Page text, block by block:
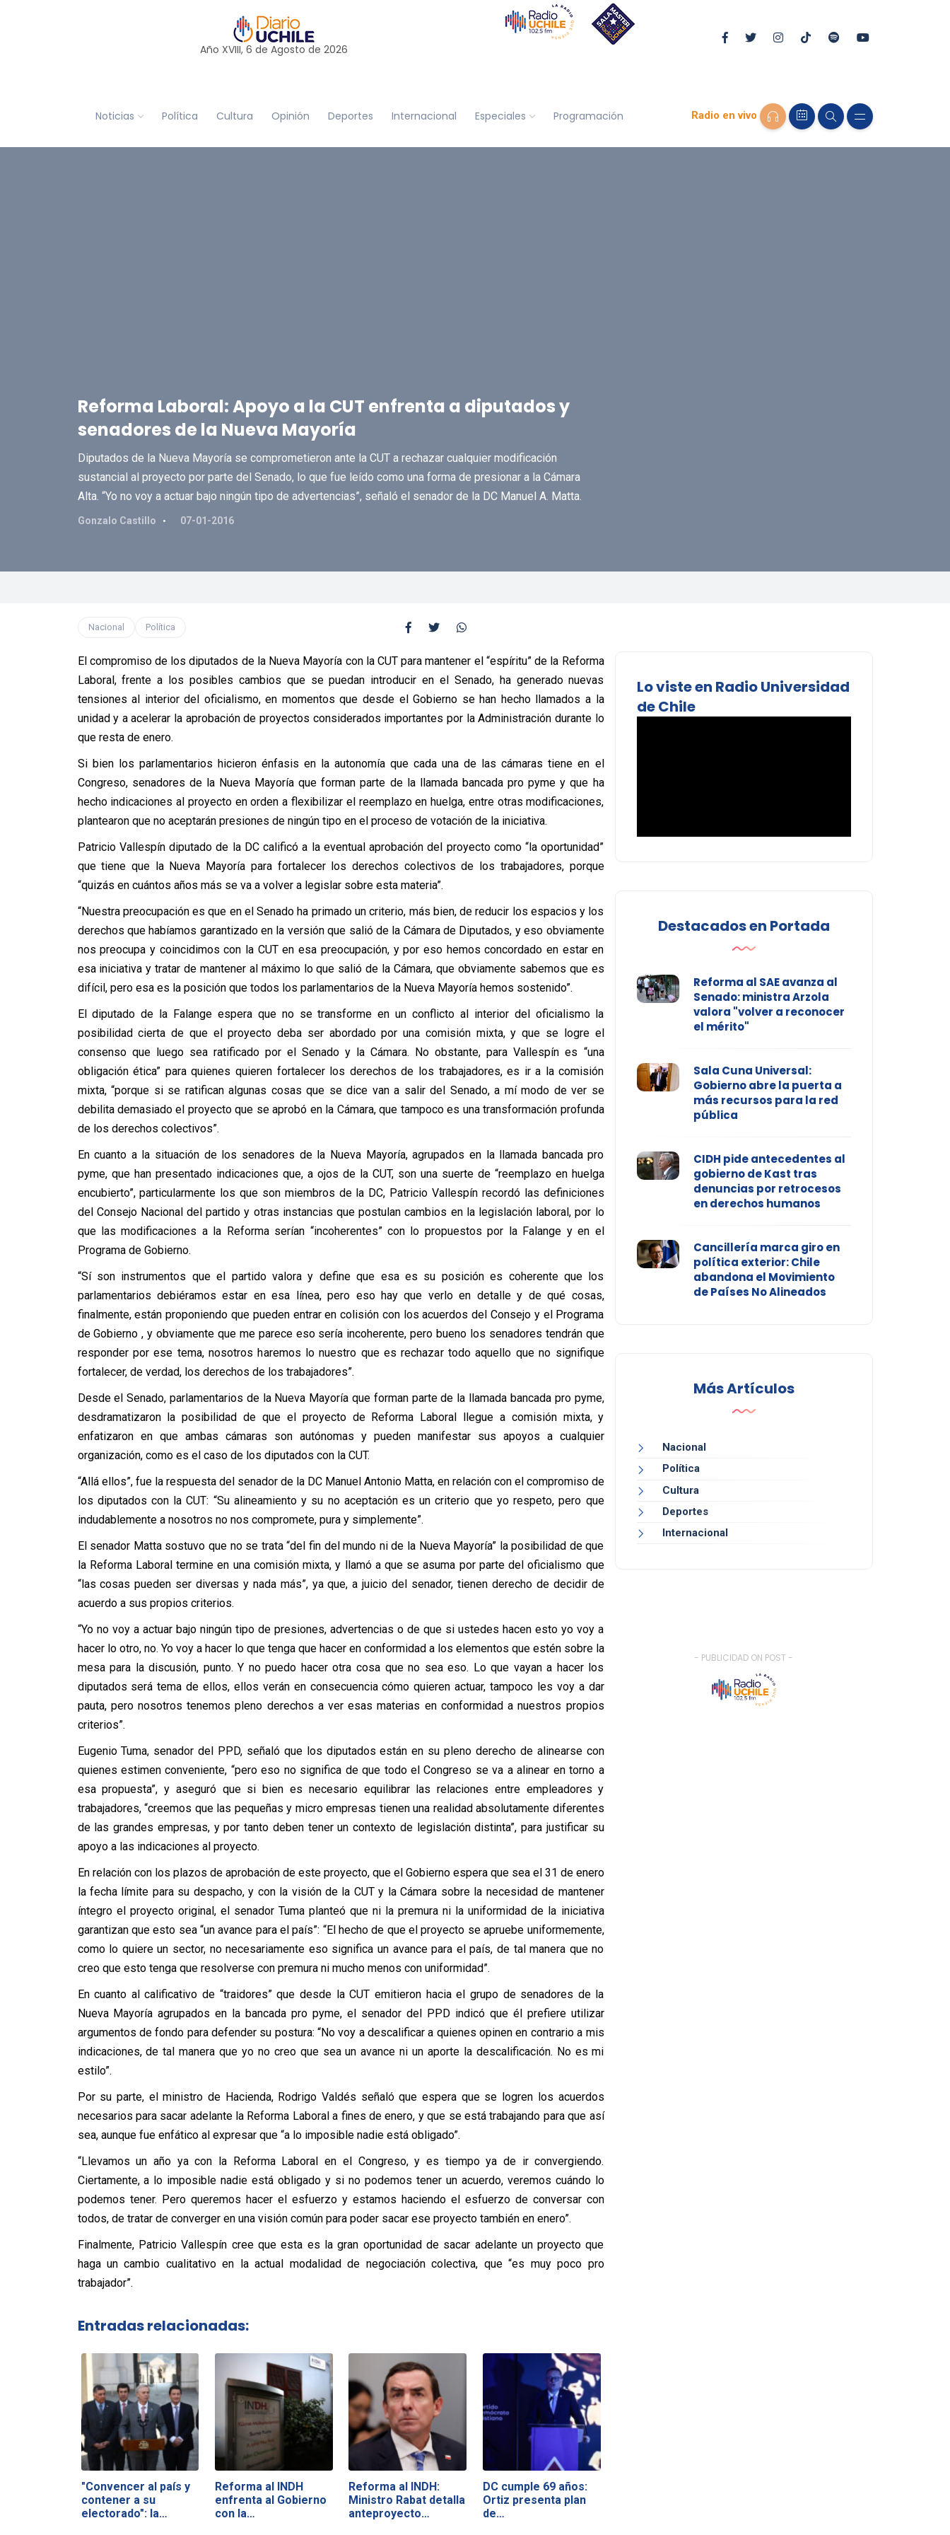
Año XVIII, 6 de Agosto de 2026
Noticias Política Cultura Opinión Deportes Internacional Especiales Programación Radio en vivo
Reforma Laboral: Apoyo a la CUT enfrenta a diputados y
senadores de la Nueva Mayoría
Diputados de la Nueva Mayoría se comprometieron ante la CUT a rechazar cualquier modificación
sustancial al proyecto por parte del Senado, lo que fue leído como una forma de presionar a la Cámara
Alta. “Yo no voy a actuar bajo ningún tipo de advertencias”, señaló el senador de la DC Manuel A. Matta.
Gonzalo Castillo 07-01-2016
Nacional Política
El compromiso de los diputados de la Nueva Mayoría con la CUT para mantener el “espíritu” de la Reforma
Laboral, frente a los posibles cambios que se puedan introducir en el Senado, ha generado nuevas
tensiones al interior del oficialismo, en momentos que desde el Gobierno se han hecho llamados a la
unidad y a acelerar la aprobación de proyectos considerados importantes por la Administración durante lo
que resta de enero.
Si bien los parlamentarios hicieron énfasis en la autonomía que cada una de las cámaras tiene en el
Congreso, senadores de la Nueva Mayoría que forman parte de la llamada bancada pro pyme y que ha
hecho indicaciones al proyecto en orden a flexibilizar el reemplazo en huelga, entre otras modificaciones,
plantearon que no aceptarán presiones de ningún tipo en el proceso de votación de la iniciativa.
Patricio Vallespín diputado de la DC calificó a la eventual aprobación del proyecto como “la oportunidad”
que tiene que la Nueva Mayoría para fortalecer los derechos colectivos de los trabajadores, porque
“quizás en cuántos años más se va a volver a legislar sobre esta materia”.
“Nuestra preocupación es que en el Senado ha primado un criterio, más bien, de reducir los espacios y los
derechos que habíamos garantizado en la versión que salió de la Cámara de Diputados, y eso obviamente
nos preocupa y coincidimos con la CUT en esa preocupación, y por eso hemos concordado en estar en
esa iniciativa y tratar de mantener al máximo lo que salió de la Cámara, que obviamente sabemos que es
difícil, pero esa es la posición que todos los parlamentarios de la Nueva Mayoría hemos sostenido”.
El diputado de la Falange espera que no se transforme en un conflicto al interior del oficialismo la
posibilidad cierta de que el proyecto deba ser abordado por una comisión mixta, y que se logre el
consenso que luego sea ratificado por el Senado y la Cámara. No obstante, para Vallespín es “una
obligación ética” para quienes quieren fortalecer los derechos de los trabajadores, es ir a la comisión
mixta, “porque si se ratifican algunas cosas que se dice van a salir del Senado, a mí modo de ver se
debilita demasiado el proyecto que se aprobó en la Cámara, que tampoco es una transformación profunda
de los derechos colectivos”.
En cuanto a la situación de los senadores de la Nueva Mayoría, agrupados en la llamada bancada pro
pyme, que han presentado indicaciones que, a ojos de la CUT, son una suerte de “reemplazo en huelga
encubierto”, particularmente los que son miembros de la DC, Patricio Vallespín recordó las definiciones
del Consejo Nacional del partido y otras instancias que postulan cambios en la legislación laboral, por lo
que las modificaciones a la Reforma serían “incoherentes” con lo propuestos por la Falange y en el
Programa de Gobierno.
“Sí son instrumentos que el partido valora y define que esa es su posición es coherente que los
parlamentarios debiéramos estar en esa línea, pero eso hay que verlo en detalle y de qué cosas,
finalmente, están proponiendo que pueden entrar en colisión con los acuerdos del Consejo y el Programa
de Gobierno , y obviamente que me parece eso sería incoherente, pero bueno los senadores tendrán que
responder por ese tema, nosotros haremos lo nuestro que es rechazar todo aquello que no signifique
fortalecer, de verdad, los derechos de los trabajadores”.
Desde el Senado, parlamentarios de la Nueva Mayoría que forman parte de la llamada bancada pro pyme,
desdramatizaron la posibilidad de que el proyecto de Reforma Laboral llegue a comisión mixta, y
enfatizaron en que ambas cámaras son autónomas y pueden manifestar sus apoyos a cualquier
organización, como es el caso de los diputados con la CUT.
“Allá ellos”, fue la respuesta del senador de la DC Manuel Antonio Matta, en relación con el compromiso de
los diputados con la CUT: “Su alineamiento y su no aceptación es un criterio que yo respeto, pero que
indudablemente a nosotros no nos compromete, pura y simplemente”.
El senador Matta sostuvo que no se trata “del fin del mundo ni de la Nueva Mayoría” la posibilidad de que
la Reforma Laboral termine en una comisión mixta, y llamó a que se asuma por parte del oficialismo que
“las cosas pueden ser diversas y nada más”, ya que, a juicio del senador, tienen derecho de decidir de
acuerdo a sus propios criterios.
“Yo no voy a actuar bajo ningún tipo de presiones, advertencias o de que si ustedes hacen esto yo voy a
hacer lo otro, no. Yo voy a hacer lo que tenga que hacer en conformidad a los elementos que estén sobre la
mesa para la discusión, punto. Y no puedo hacer otra cosa que no sea eso. Lo que vayan a hacer los
diputados será tema de ellos, ellos verán en consecuencia cómo quieren actuar, tampoco les voy a dar
pauta, pero nosotros tenemos pleno derechos a ver esas materias en conformidad a nuestros propios
criterios”.
Eugenio Tuma, senador del PPD, señaló que los diputados están en su pleno derecho de alinearse con
quienes estimen conveniente, “pero eso no significa de que todo el Congreso se va a alinear en torno a
esa propuesta”, y aseguró que si bien es necesario equilibrar las relaciones entre empleadores y
trabajadores, “creemos que las pequeñas y micro empresas tienen una realidad absolutamente diferentes
de las grandes empresas, y por tanto deben tener un contexto de legislación distinta”, para justificar su
apoyo a las indicaciones al proyecto.
En relación con los plazos de aprobación de este proyecto, que el Gobierno espera que sea el 31 de enero
la fecha límite para su despacho, y con la visión de la CUT y la Cámara sobre la necesidad de mantener
íntegro el proyecto original, el senador Tuma planteó que ni la premura ni la uniformidad de la iniciativa
garantizan que esto sea “un avance para el país”: “El hecho de que el proyecto se apruebe uniformemente,
como lo quiere un sector, no necesariamente eso significa un avance para el país, de tal manera que no
creo que esto tenga que resolverse con premura ni mucho menos con uniformidad”.
En cuanto al calificativo de “traidores” que desde la CUT emitieron hacia el grupo de senadores de la
Nueva Mayoría agrupados en la bancada pro pyme, el senador del PPD indicó que él prefiere utilizar
argumentos de fondo para defender su postura: “No voy a descalificar a quienes opinen en contrario a mis
indicaciones, de tal manera que yo no creo que sea un avance ni un aporte la descalificación. No es mi
estilo”.
Por su parte, el ministro de Hacienda, Rodrigo Valdés señaló que espera que se logren los acuerdos
necesarios para sacar adelante la Reforma Laboral a fines de enero, y que se está trabajando para que así
sea, aunque fue enfático al expresar que “a lo imposible nadie está obligado”.
“Llevamos un año ya con la Reforma Laboral en el Congreso, y es tiempo ya de ir convergiendo.
Ciertamente, a lo imposible nadie está obligado y si no podemos tener un acuerdo, veremos cuándo lo
podemos tener. Pero queremos hacer el esfuerzo y estamos haciendo el esfuerzo de conversar con
todos, de tratar de converger en una visión común para poder sacar ese proyecto también en enero”.
Finalmente, Patricio Vallespín cree que esta es la gran oportunidad de sacar adelante un proyecto que
haga un cambio cualitativo en la actual modalidad de negociación colectiva, que “es muy poco pro
trabajador”.
Entradas relacionadas:
"Convencer al país y
contener a su
electorado": la…
Reforma al INDH
enfrenta al Gobierno
con la…
Reforma al INDH:
Ministro Rabat detalla
anteproyecto…
DC cumple 69 años:
Ortiz presenta plan
de…
Lo viste en Radio Universidad
de Chile
Destacados en Portada
Reforma al SAE avanza al
Senado: ministra Arzola
valora "volver a reconocer
el mérito"
Sala Cuna Universal:
Gobierno abre la puerta a
más recursos para la red
pública
CIDH pide antecedentes al
gobierno de Kast tras
denuncias por retrocesos
en derechos humanos
Cancillería marca giro en
política exterior: Chile
abandona el Movimiento
de Países No Alineados
Más Artículos
Nacional
Política
Cultura
Deportes
Internacional
- PUBLICIDAD ON POST -